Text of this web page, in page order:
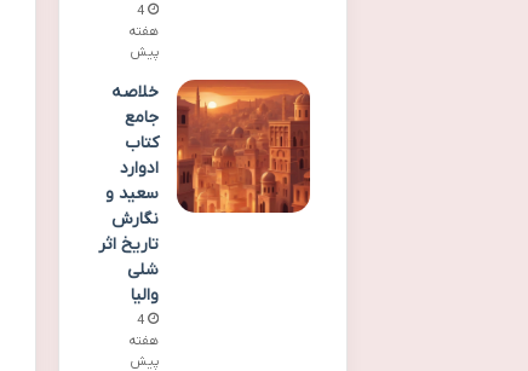
4
هفته
پیش
خلاصه
جامع
کتاب
ادوارد
سعید و
نگارش
تاریخ اثر
شلی
والیا
4
هفته
پیش